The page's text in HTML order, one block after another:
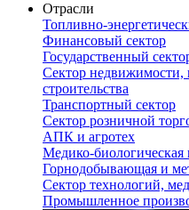
Отрасли
Топливно-
Финансовый сектор
Государственный
Сектор недвижимости,
строительства
Транспортный сектор
Сектор розничной
АПК и агротех
Медико-биологическая
Горнодобывающая и
Сектор технологий,
Промышленное